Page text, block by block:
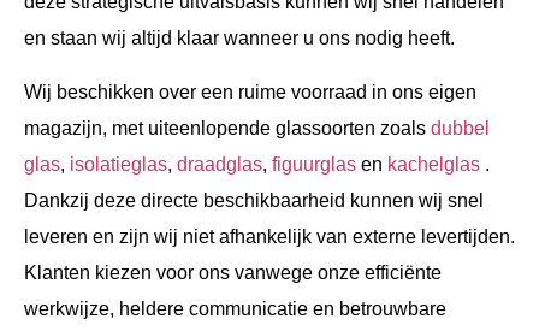
en staan wij altijd klaar wanneer u ons nodig heeft.
Wij beschikken over een ruime voorraad in ons eigen
magazijn, met uiteenlopende glassoorten zoals dubbel
glas, isolatieglas, draadglas, figuurglas en kachelglas .
Dankzij deze directe beschikbaarheid kunnen wij snel
leveren en zijn wij niet afhankelijk van externe levertijden.
Klanten kiezen voor ons vanwege onze efficiënte
werkwijze, heldere communicatie en betrouwbare